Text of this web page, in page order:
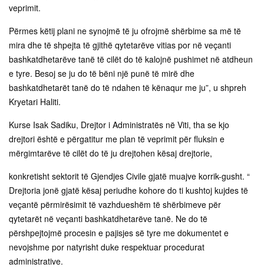
veprimit.
Përmes këtij plani ne synojmë të ju ofrojmë shërbime sa më të
mira dhe të shpejta të gjithë qytetarëve vitias por në veçanti
bashkatdhetarëve tanë të cilët do të kalojnë pushimet në atdheun
e tyre. Besoj se ju do të bëni një punë të mirë dhe
bashkatdhetarët tanë do të ndahen të kënaqur me ju”, u shpreh
Kryetari Haliti.
Kurse Isak Sadiku, Drejtor i Administratës në Viti, tha se kjo
drejtori është e përgatitur me plan të veprimit për fluksin e
mërgimtarëve të cilët do të ju drejtohen kësaj drejtorie,
konkretisht sektorit të Gjendjes Civile gjatë muajve korrik-gusht. “
Drejtoria jonë gjatë kësaj periudhe kohore do ti kushtoj kujdes të
veçantë përmirësimit të vazhdueshëm të shërbimeve për
qytetarët në veçanti bashkatdhetarëve tanë. Ne do të
përshpejtojmë procesin e pajisjes së tyre me dokumentet e
nevojshme por natyrisht duke respektuar procedurat
administrative.